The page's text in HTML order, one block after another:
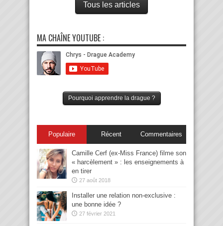
Tous les articles
MA CHAÎNE YOUTUBE :
Pourquoi apprendre la drague ?
Populaire Récent Commentaires
Camille Cerf (ex-Miss France) filme son
« harcèlement » : les enseignements à
en tirer
27 août 2018
Installer une relation non-exclusive :
une bonne idée ?
27 février 2021